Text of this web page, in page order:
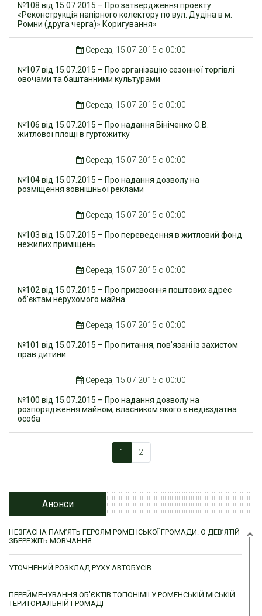
№108 від 15.07.2015 – Про затвердження проекту
«Реконструкція напірного колектору по вул. Дудіна в м.
Ромни (друга черга)» Коригування»
Середа, 15.07.2015 о 00:00
№107 від 15.07.2015 – Про організацію сезонної торгівлі
овочами та баштанними культурами
Середа, 15.07.2015 о 00:00
№106 від 15.07.2015 – Про надання Вініченко О.В.
житлової площі в гуртожитку
Середа, 15.07.2015 о 00:00
№104 від 15.07.2015 – Про надання дозволу на
розміщення зовнішньої реклами
Середа, 15.07.2015 о 00:00
№103 від 15.07.2015 – Про переведення в житловий фонд
нежилих приміщень
Середа, 15.07.2015 о 00:00
№102 від 15.07.2015 – Про присвоєння поштових адрес
об’єктам нерухомого майна
Середа, 15.07.2015 о 00:00
№101 від 15.07.2015 – Про питання, пов’язані із захистом
прав дитини
Середа, 15.07.2015 о 00:00
№100 від 15.07.2015 – Про надання дозволу на
розпорядження майном, власником якого є недієздатна
особа
1 2
Анонси
НЕЗГАСНА ПАМ’ЯТЬ ГЕРОЯМ РОМЕНСЬКОЇ ГРОМАДИ: О ДЕВ’ЯТІЙ
ЗБЕРЕЖІТЬ МОВЧАННЯ…
УТОЧНЕНИЙ РОЗКЛАД РУХУ АВТОБУСІВ
ПЕРЕЙМЕНУВАННЯ ОБ’ЄКТІВ ТОПОНІМІЇ У РОМЕНСЬКІЙ МІСЬКІЙ
ТЕРИТОРІАЛЬНІЙ ГРОМАДІ